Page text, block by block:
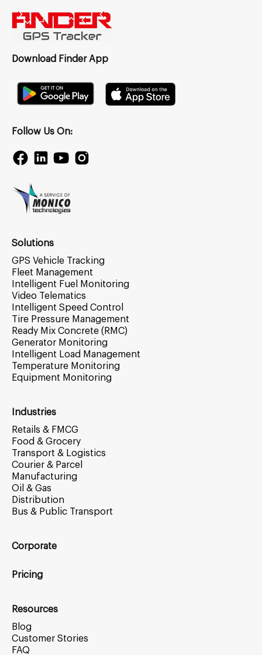
Download Finder App
Follow Us On:
Solutions
GPS Vehicle Tracking
Fleet Management
Intelligent Fuel Monitoring
Video Telematics
Intelligent Speed Control
Tire Pressure Management
Ready Mix Concrete (RMC)
Generator Monitoring
Intelligent Load Management
Temperature Monitoring
Equipment Monitoring
Industries
Retails & FMCG
Food & Grocery
Transport & Logistics
Courier & Parcel
Manufacturing
Oil & Gas
Distribution
Bus & Public Transport
Corporate
Pricing
Resources
Blog
Customer Stories
FAQ